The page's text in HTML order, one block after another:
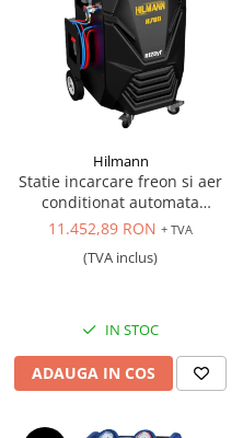
Hilmann
Statie incarcare freon si aer
conditionat automata
profesionala, R1234yf
11.452,89 RON + TVA
(TVA inclus)
IN STOC
ADAUGA IN COS